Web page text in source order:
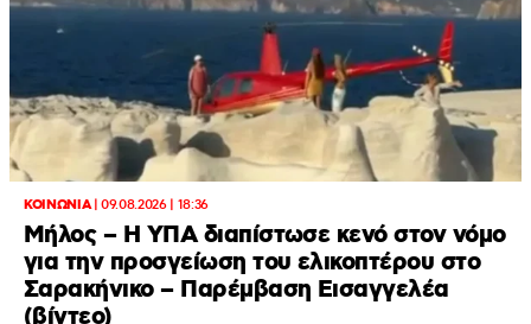
ΚΟΙΝΩΝΙΑ|09.08.2026 | 18:36
Μήλος – Η ΥΠΑ διαπίστωσε κενό στον νόμο
για την προσγείωση του ελικοπτέρου στο
Σαρακήνικο – Παρέμβαση Εισαγγελέα
(βίντεο)